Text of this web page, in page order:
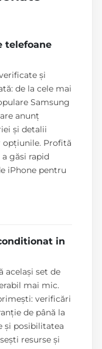
telefoane
și
de la cele mai
Samsung
anunț
și detalii
opțiunile. Profită
găsi rapid
iPhone pentru
in
același set de
mai mic.
verificări
de până la
și posibilitatea
resurse și